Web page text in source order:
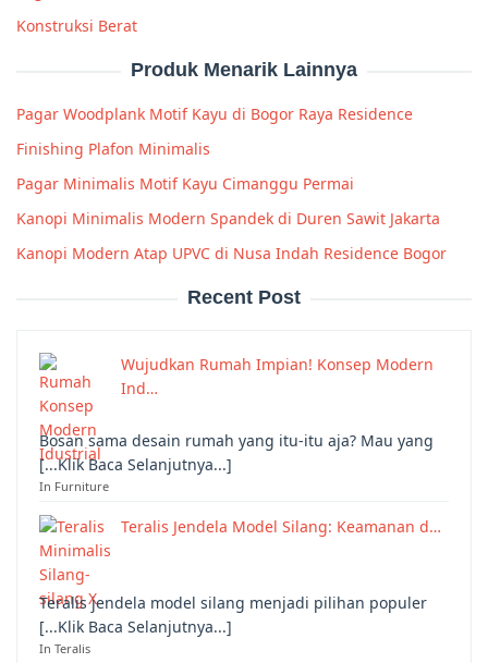
Konstruksi Berat
Produk Menarik Lainnya
Pagar Woodplank Motif Kayu di Bogor Raya Residence
Finishing Plafon Minimalis
Pagar Minimalis Motif Kayu Cimanggu Permai
Kanopi Minimalis Modern Spandek di Duren Sawit Jakarta
Kanopi Modern Atap UPVC di Nusa Indah Residence Bogor
Recent Post
Wujudkan Rumah Impian! Konsep Modern
Ind…
Bosan sama desain rumah yang itu-itu aja? Mau yang
[...Klik Baca Selanjutnya...]
In Furniture
Teralis Jendela Model Silang: Keamanan d…
Teralis jendela model silang menjadi pilihan populer
[...Klik Baca Selanjutnya...]
In Teralis